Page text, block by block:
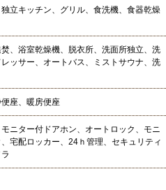
立キッチン、グリル、食洗機、食器乾燥
、浴室乾燥機、脱衣所、洗面所独立、洗
ッサー、オートバス、ミストサウナ、洗
座、暖房便座
ニター付ドアホン、オートロック、モニ
宅配ロッカー、24ｈ管理、セキュリティ